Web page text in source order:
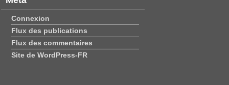
Connexion
Flux des publications
Flux des commentaires
Site de WordPress-FR